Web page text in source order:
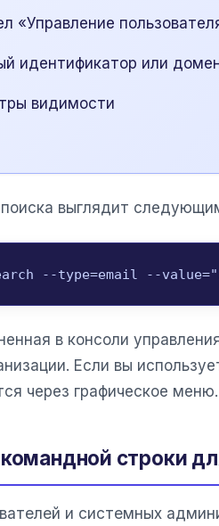
«Управление
идентификатор или
видимости
поиска выглядит
--type=email --
в консоли
Если вы
через графическое меню.
строки
и системных